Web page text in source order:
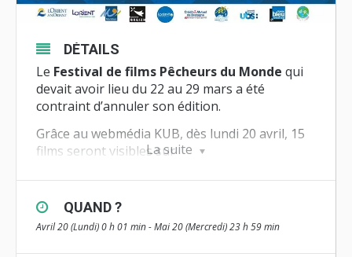
La suite
DÉTAILS
Le Festival de films Pêcheurs du Monde qui
devait avoir lieu du 22 au 29 mars a été
contraint d’annuler son édition.
Grâce au webmédia KUB, dès lundi 20 avril, 15
films seront visibles sur
Toute la liste des films est sur
www.pecheursdumonde.org
QUAND ?
Avril 20 (Lundi) 0 h 01 min - Mai 20 (Mercredi) 23 h 59 min